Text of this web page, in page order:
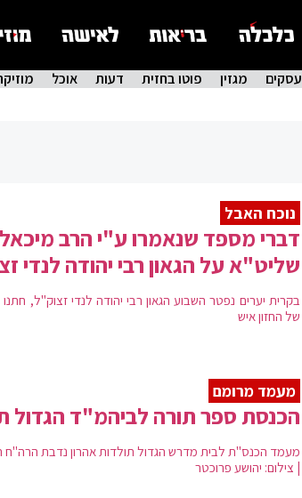
עסקים מגזין פוטו בחזית דעות אוכל
נוכח האבל
דברי מספד שנאמרו ע"י הרב מיכאל
שליט"א על הגאון רבי יהודה לנדי
בקרית יערים נפטר השבוע הגאון רבי יהודה לנדי זצוק"ל,
של החזון איש
מעמד מרומם
הכנסת ספר תורה לביהמ"ד הגדול
מעמד הכנס"ת לבית מדרש הגדול תולדות אהרון נדבת הרה"ח ר'
| צילום: יהושע פרוכטר